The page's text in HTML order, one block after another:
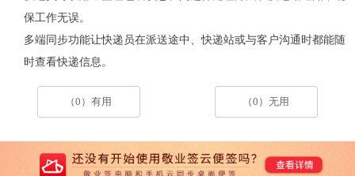
保工作无误。
多端同步功能让快递员在派送途中、快递站或与客户沟通时都能随
时查看快递信息。
（0）有用 （0）无用